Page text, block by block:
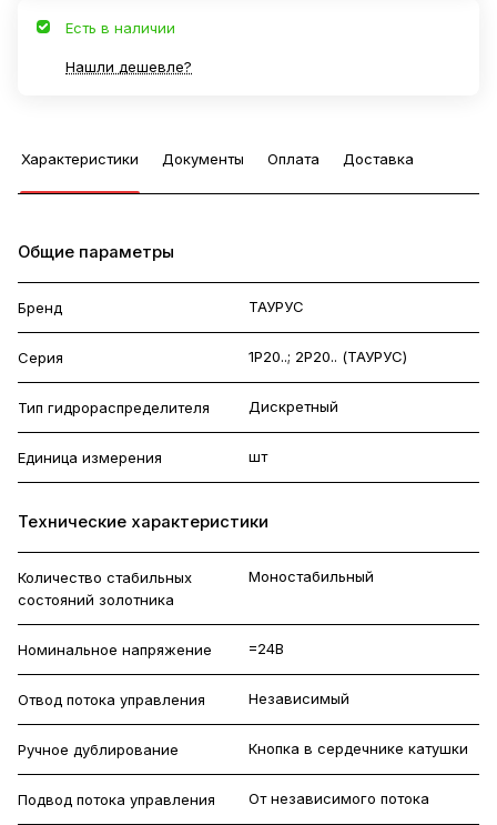
Есть в наличии
Нашли дешевле?
Характеристики Документы Оплата Доставка
Общие параметры
Бренд ТАУРУС
Серия 1Р20..; 2Р20.. (ТАУРУС)
Тип гидрораспределителя Дискретный
Единица измерения шт
Технические характеристики
Количество стабильных
состояний золотника
Моностабильный
Номинальное напряжение =24В
Отвод потока управления Независимый
Ручное дублирование Кнопка в сердечнике катушки
Подвод потока управления От независимого потока